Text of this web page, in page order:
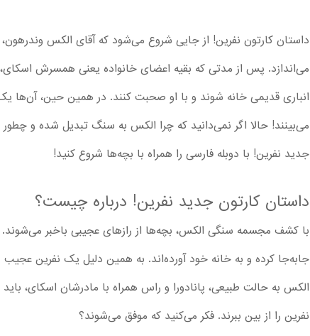
داستان کارتون نفرین! از جایی شروع می‌شود که آقای الکس
می‌اندازد. پس از مدتی که بقیه اعضای خانواده یعنی همسرش
انباری قدیمی خانه شوند و با او صحبت کنند. در همین حین، آن‌ها
می‌بینند! حالا اگر نمی‌دانید که چرا الکس به سنگ تبدیل شده و
جدید نفرین! با دوبله فارسی را همراه با بچه‌ها شروع کنید!
داستان کارتون جدید نفرین! درباره چیست؟
با کشف مجسمه سنگی الکس، بچه‌ها از رازهای عجیبی باخبر
جابه‌جا کرده و به خانه خود آورده‌اند. به همین دلیل یک نفرین
الکس به حالت طبیعی، پانادورا و راس همراه با مادرشان اسکای،
نفرین را از بین ببرند. فکر می‌کنید که موفق می‌شوند؟